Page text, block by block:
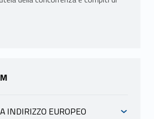
INDIRIZZO EUROPEO